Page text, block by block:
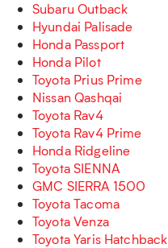
Subaru Outback
Hyundai Palisade
Honda Passport
Honda Pilot
Toyota Prius Prime
Nissan Qashqai
Toyota Rav4
Toyota Rav4 Prime
Honda Ridgeline
Toyota SIENNA
GMC SIERRA 1500
Toyota Tacoma
Toyota Venza
Toyota Yaris Hatchback